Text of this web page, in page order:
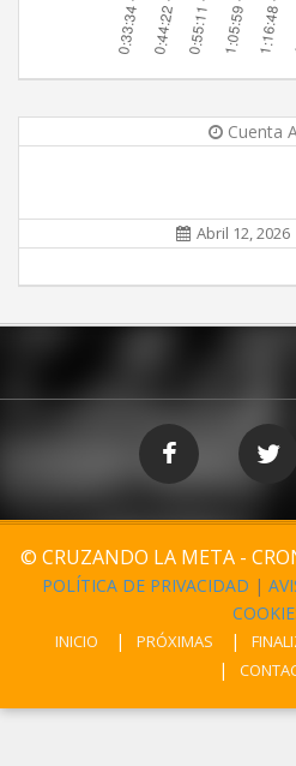
Cuenta
Abril 12, 2026
© CRUZANDO LA META -
POLÍTICA DE PRIVACIDAD |
INICIO PRÓXIMAS